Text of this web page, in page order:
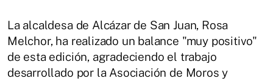
La alcaldesa de Alcázar de San Juan, Rosa
Melchor, ha realizado un balance "muy positivo"
de esta edición, agradeciendo el trabajo
desarrollado por la Asociación de Moros y